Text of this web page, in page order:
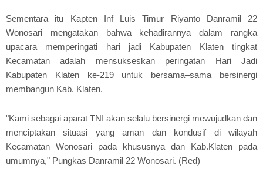
Sementara itu Kapten Inf Luis Timur Riyanto Danramil 22
Wonosari mengatakan bahwa kehadirannya dalam rangka
upacara memperingati hari jadi Kabupaten Klaten tingkat
Kecamatan adalah mensukseskan peringatan Hari Jadi
Kabupaten Klaten ke-219 untuk bersama–sama bersinergi
membangun Kab. Klaten.
"Kami sebagai aparat TNI akan selalu bersinergi mewujudkan dan
menciptakan situasi yang aman dan kondusif di wilayah
Kecamatan Wonosari pada khususnya dan Kab.Klaten pada
umumnya," Pungkas Danramil 22 Wonosari. (Red)